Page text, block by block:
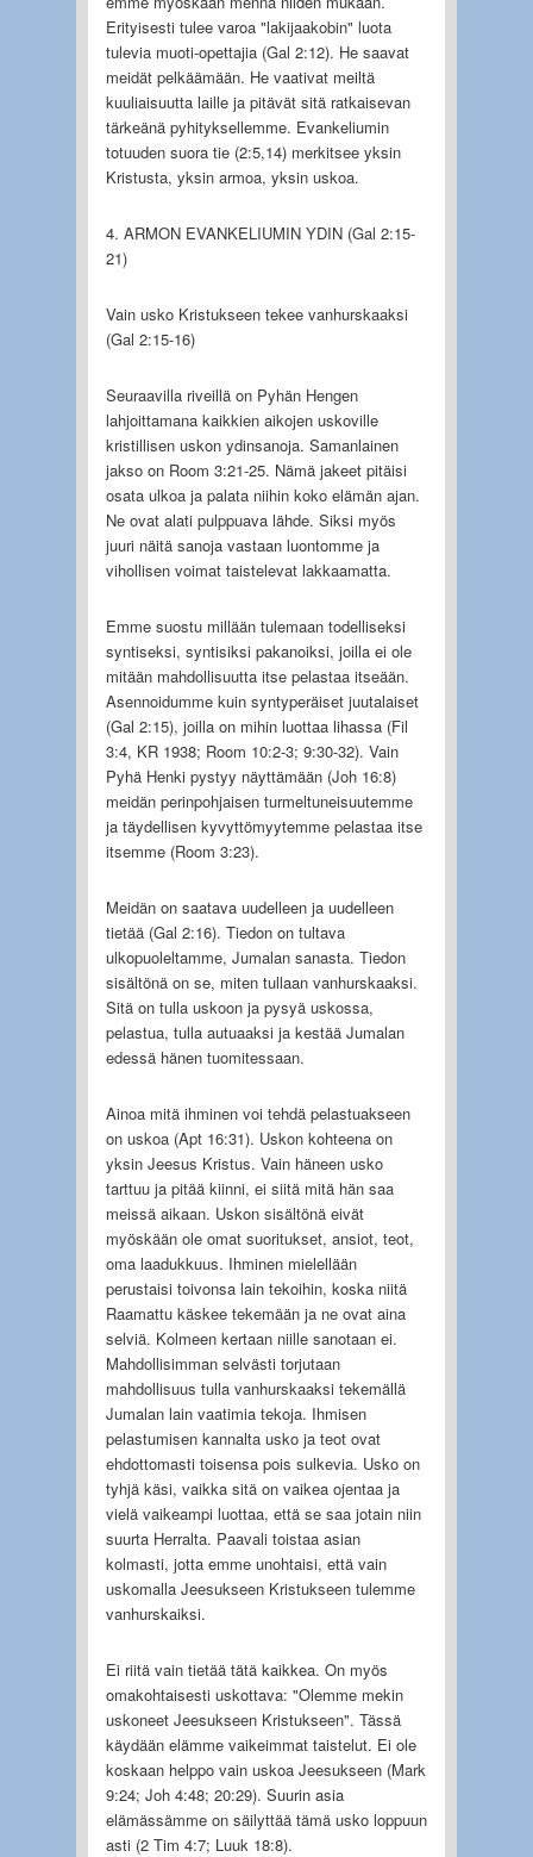
Erityisesti tulee varoa "lakijaakobin" luota
tulevia muoti-opettajia (Gal 2:12). He saavat
meidät pelkäämään. He vaativat meiltä
kuuliaisuutta laille ja pitävät sitä ratkaisevan
tärkeänä pyhityksellemme. Evankeliumin
totuuden suora tie (2:5,14) merkitsee yksin
Kristusta, yksin armoa, yksin uskoa.
4. ARMON EVANKELIUMIN YDIN (Gal 2:15-
21)
Vain usko Kristukseen tekee vanhurskaaksi
(Gal 2:15-16)
Seuraavilla riveillä on Pyhän Hengen
lahjoittamana kaikkien aikojen uskoville
kristillisen uskon ydinsanoja. Samanlainen
jakso on Room 3:21-25. Nämä jakeet pitäisi
osata ulkoa ja palata niihin koko elämän ajan.
Ne ovat alati pulppuava lähde. Siksi myös
juuri näitä sanoja vastaan luontomme ja
vihollisen voimat taistelevat lakkaamatta.
Emme suostu millään tulemaan todelliseksi
syntiseksi, syntisiksi pakanoiksi, joilla ei ole
mitään mahdollisuutta itse pelastaa itseään.
Asennoidumme kuin syntyperäiset juutalaiset
(Gal 2:15), joilla on mihin luottaa lihassa (Fil
3:4, KR 1938; Room 10:2-3; 9:30-32). Vain
Pyhä Henki pystyy näyttämään (Joh 16:8)
meidän perinpohjaisen turmeltuneisuutemme
ja täydellisen kyvyttömyytemme pelastaa itse
itsemme (Room 3:23).
Meidän on saatava uudelleen ja uudelleen
tietää (Gal 2:16). Tiedon on tultava
ulkopuoleltamme, Jumalan sanasta. Tiedon
sisältönä on se, miten tullaan vanhurskaaksi.
Sitä on tulla uskoon ja pysyä uskossa,
pelastua, tulla autuaaksi ja kestää Jumalan
edessä hänen tuomitessaan.
Ainoa mitä ihminen voi tehdä pelastuakseen
on uskoa (Apt 16:31). Uskon kohteena on
yksin Jeesus Kristus. Vain häneen usko
tarttuu ja pitää kiinni, ei siitä mitä hän saa
meissä aikaan. Uskon sisältönä eivät
myöskään ole omat suoritukset, ansiot, teot,
oma laadukkuus. Ihminen mielellään
perustaisi toivonsa lain tekoihin, koska niitä
Raamattu käskee tekemään ja ne ovat aina
selviä. Kolmeen kertaan niille sanotaan ei.
Mahdollisimman selvästi torjutaan
mahdollisuus tulla vanhurskaaksi tekemällä
Jumalan lain vaatimia tekoja. Ihmisen
pelastumisen kannalta usko ja teot ovat
ehdottomasti toisensa pois sulkevia. Usko on
tyhjä käsi, vaikka sitä on vaikea ojentaa ja
vielä vaikeampi luottaa, että se saa jotain niin
suurta Herralta. Paavali toistaa asian
kolmasti, jotta emme unohtaisi, että vain
uskomalla Jeesukseen Kristukseen tulemme
vanhurskaiksi.
Ei riitä vain tietää tätä kaikkea. On myös
omakohtaisesti uskottava: "Olemme mekin
uskoneet Jeesukseen Kristukseen". Tässä
käydään elämme vaikeimmat taistelut. Ei ole
koskaan helppo vain uskoa Jeesukseen (Mark
9:24; Joh 4:48; 20:29). Suurin asia
elämässämme on säilyttää tämä usko loppuun
asti (2 Tim 4:7; Luuk 18:8).